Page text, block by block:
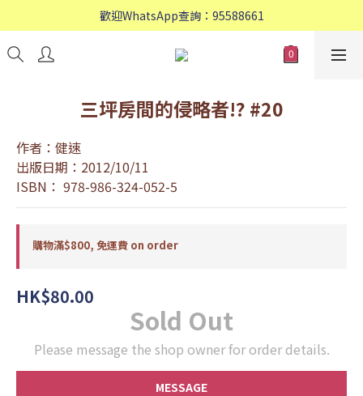
歡迎WhatsApp查詢：95588661
歡迎WhatsApp查詢：95588661
會員專享: 購物滿$800, 免運費
三坪房間的侵略者!? #20
作者：健速
出版日期：2012/10/11
ISBN： 978-986-324-052-5
購物滿$800, 免運費 on order
HK$80.00
Sold Out
Please message the shop owner for order details.
MESSAGE